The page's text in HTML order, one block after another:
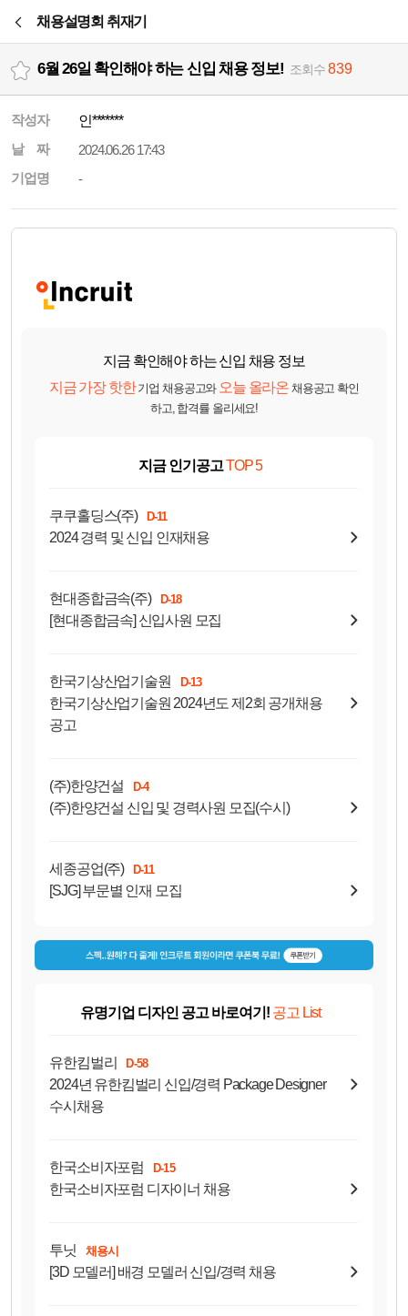
채용설명회 취재기
6월 26일 확인해야 하는 신입 채용 정보! 조회수839
작성자
인*******
날 짜
2024.06.26 17:43
기업명
-
지금 확인해야 하는 신입 채용 정보
지금 가장 핫한기업 채용공고와 오늘 올라온채용공고 확인
하고, 합격률 올리세요!
지금 인기공고TOP 5
쿠쿠홀딩스(주) D-11
2024 경력 및 신입 인재채용
현대종합금속(주) D-18
[현대종합금속] 신입사원 모집
한국기상산업기술원 D-13
한국기상산업기술원 2024년도 제2회 공개채용
공고
(주)한양건설 D-4
(주)한양건설 신입 및 경력사원 모집(수시)
세종공업(주) D-11
[SJG] 부문별 인재 모집
유명기업 디자인 공고 바로여기! 공고 List
유한킴벌리 D-58
2024년 유한킴벌리 신입/경력 Package Designer
수시채용
한국소비자포럼 D-15
한국소비자포럼 디자이너 채용
투닛 채용시
[3D 모델러] 배경 모델러 신입/경력 채용